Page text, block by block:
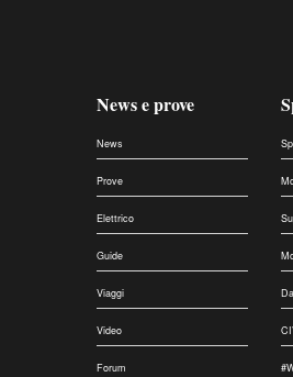
News e prove
News
Prove
Elettrico
Guide
Viaggi
Video
Forum